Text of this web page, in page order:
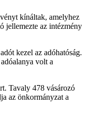
kínáltak, amelyhez
jellemezte az intézmény
kezel az adóhatóság.
volt a
Tavaly 478 vásározó
az önkormányzat a